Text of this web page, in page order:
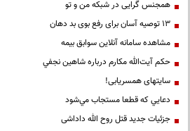
همجنس گرایی در شبکه من و تو
13 توصیه آسان برای رفع بوی بد دهان
مشاهده سامانه آنلاين سوابق بیمه
حكم آيت‌الله مكارم درباره شاهين نجفي
سایتهای همسریابی!
دعايي كه قطعا مستجاب مي‌شود
جزئیات جدید قتل روح الله داداشی